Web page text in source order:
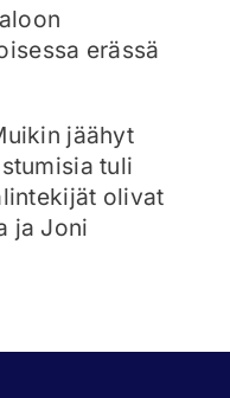
erässä
jäähyt
tuli
olivat
ja Joni